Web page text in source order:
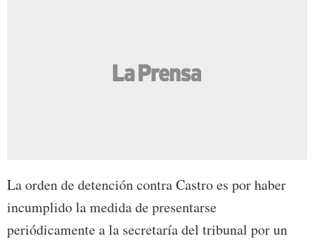
La orden de detención contra Castro es por haber
incumplido la medida de presentarse
periódicamente a la secretaría del tribunal por un